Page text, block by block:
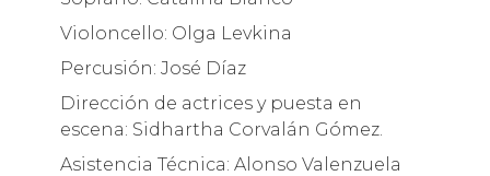
Violoncello: Olga Levkina
Percusión: José Díaz
Dirección de actrices y puesta en
escena: Sidhartha Corvalán Gómez.
Asistencia Técnica: Alonso Valenzuela